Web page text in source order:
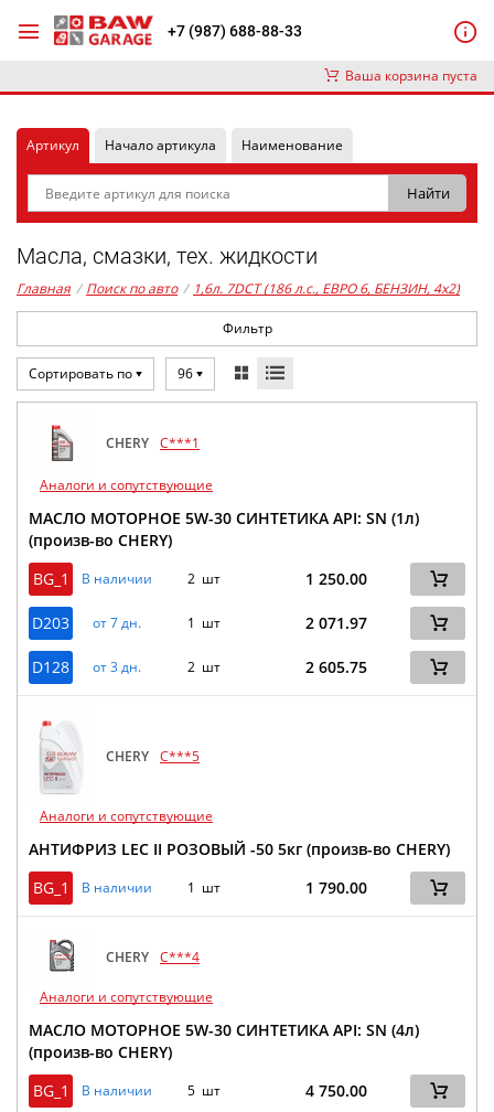
+7 (987) 688-88-33
Ваша корзина пуста
Артикул Начало артикула Наименование
Масла, смазки, тех. жидкости
Главная / Поиск по авто / 1,6л. 7DCT (186 л.с., ЕВРО 6, БЕНЗИН, 4x2)
Фильтр
Сортировать по 96
CHERY C***1
Аналоги и сопутствующие
МАСЛО МОТОРНОЕ 5W-30 СИНТЕТИКА API: SN (1л)
(произв-во CHERY)
BG_1
В наличии 2 шт 1 250.00
D203 от 7 дн. 1 шт 2 071.97
D128 от 3 дн. 2 шт 2 605.75
CHERY C***5
Аналоги и сопутствующие
АНТИФРИЗ LEC II РОЗОВЫЙ -50 5кг (произв-во CHERY)
BG_1
В наличии 1 шт 1 790.00
CHERY C***4
Аналоги и сопутствующие
МАСЛО МОТОРНОЕ 5W-30 СИНТЕТИКА API: SN (4л)
(произв-во CHERY)
BG_1
В наличии 5 шт 4 750.00